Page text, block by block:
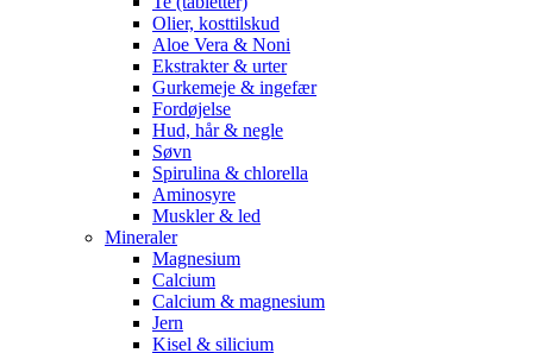
Olier, kosttilskud
Aloe Vera & Noni
Ekstrakter & urter
Gurkemeje & ingefær
Fordøjelse
Hud, hår & negle
Søvn
Spirulina & chlorella
Aminosyre
Muskler & led
Mineraler
Magnesium
Calcium
Calcium & magnesium
Jern
Kisel & silicium